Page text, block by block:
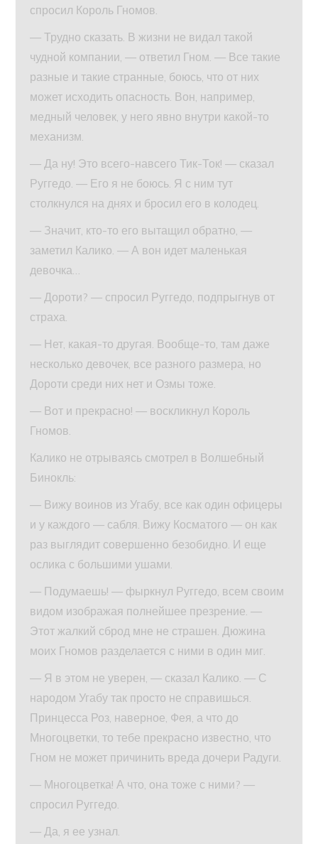
спросил Король Гномов.
— Трудно сказать. В жизни не видал такой
чудной компании, — ответил Гном. — Все такие
разные и такие странные, боюсь, что от них
может исходить опасность. Вон, например,
медный человек, у него явно внутри какой-то
механизм.
— Да ну! Это всего-навсего Тик-Ток! — сказал
Руггедо. — Его я не боюсь. Я с ним тут
столкнулся на днях и бросил его в колодец.
— Значит, кто-то его вытащил обратно, —
заметил Калико. — А вон идет маленькая
девочка…
— Дороти? — спросил Руггедо, подпрыгнув от
страха.
— Нет, какая-то другая. Вообще-то, там даже
несколько девочек, все разного размера, но
Дороти среди них нет и Озмы тоже.
— Вот и прекрасно! — воскликнул Король
Гномов.
Калико не отрываясь смотрел в Волшебный
Бинокль:
— Вижу воинов из Угабу, все как один офицеры
и у каждого — сабля. Вижу Косматого — он как
раз выглядит совершенно безобидно. И еще
ослика с большими ушами.
— Подумаешь! — фыркнул Руггедо, всем своим
видом изображая полнейшее презрение. —
Этот жалкий сброд мне не страшен. Дюжина
моих Гномов разделается с ними в один миг.
— Я в этом не уверен, — сказал Калико. — С
народом Угабу так просто не справишься.
Принцесса Роз, наверное, Фея, а что до
Многоцветки, то тебе прекрасно известно, что
Гном не может причинить вреда дочери Радуги.
— Многоцветка! А что, она тоже с ними? —
спросил Руггедо.
— Да, я ее узнал.